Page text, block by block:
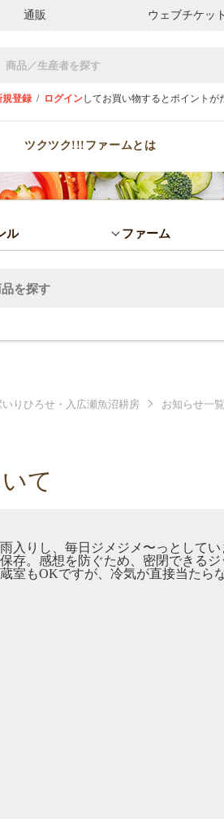
通販 ウェブチケット
規登録 / ログインしてお買い物するとポイントが
ツクツク!!!ファームとは
ル ファーム
いりひろせ・入広瀬魚沼耕房 お知らせ一覧
て
入りし、毎日ジメジメ〜っとして
存。感想を防ぐため、密閉できる
室もOKですが、冷気が直接当たら